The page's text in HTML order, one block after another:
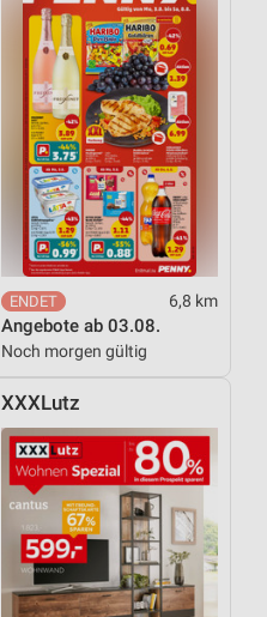
6,8 km
Angebote ab 03.08.
Noch morgen gültig
XXXLutz